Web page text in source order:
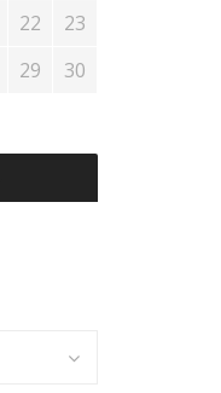
22
23
29
30